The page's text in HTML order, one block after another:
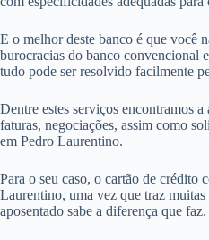
E o melhor deste banco é que você
burocracias do banco convencional
tudo pode ser resolvido facilmente
Dentre estes serviços encontramos
faturas, negociações, assim como
em Pedro Laurentino.
Para o seu caso, o cartão de crédito
Laurentino, uma vez que traz muitas
aposentado sabe a diferença que faz.